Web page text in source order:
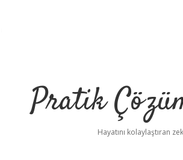
Pratik
Hayatını kolaylaştıran